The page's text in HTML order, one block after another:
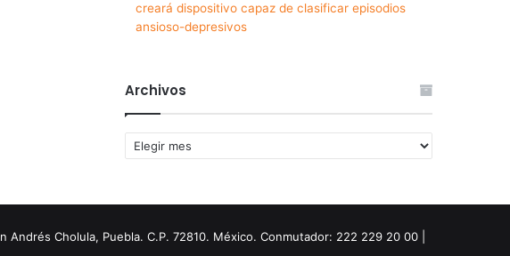
creará dispositivo capaz de clasificar episodios
ansioso-depresivos
Archivos
Archivos
Cholula, Puebla. C.P. 72810. México. Conmutador: 222 229 20 00 |